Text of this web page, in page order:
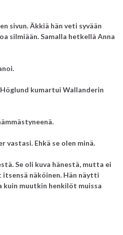
sivun. Äkkiä hän veti syvään
silmiään. Samalla hetkellä Anna
kumartui Wallanderin
vastasi. Ehkä se olen minä.
Se oli kuva hänestä, mutta ei
näköinen. Hän näytti
muutkin henkilöt muissa